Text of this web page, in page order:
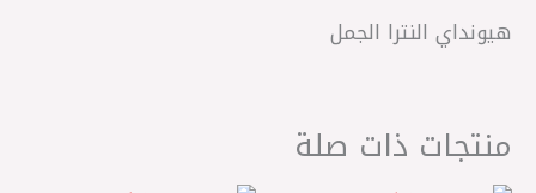
هيونداي النترا الجمل
منتجات ذات صلة